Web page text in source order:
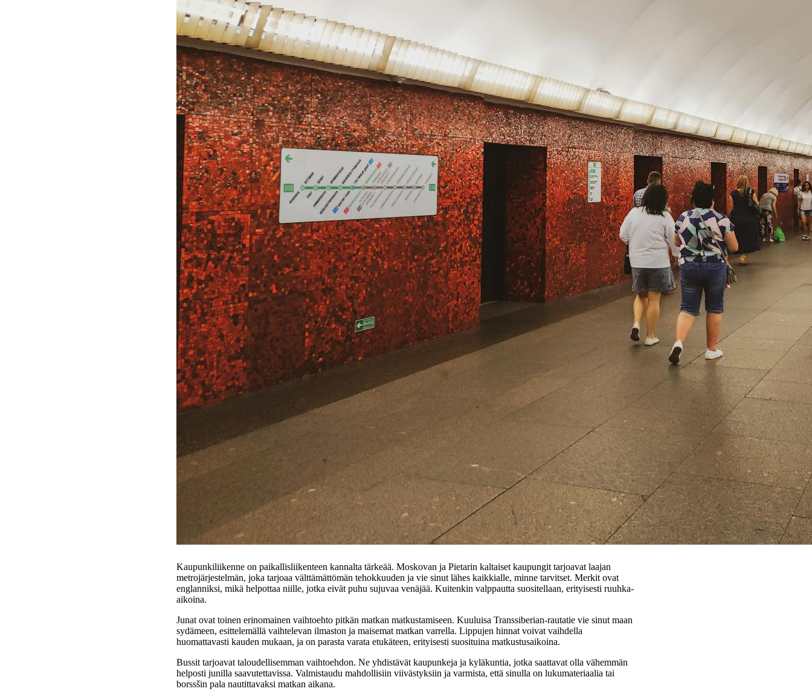
Kaupunkiliikenne on paikallisliikenteen kannalta tärkeää. Moskovan ja Pietarin kaltaiset kaupungit tarjoavat laajan
metrojärjestelmän, joka tarjoaa välttämättömän tehokkuuden ja vie sinut lähes kaikkialle, minne tarvitset. Merkit ovat
englanniksi, mikä helpottaa niille, jotka eivät puhu sujuvaa venäjää. Kuitenkin valppautta suositellaan, erityisesti ruuhka-
aikoina.
Junat ovat toinen erinomainen vaihtoehto pitkän matkan matkustamiseen. Kuuluisa Transsiberian-rautatie vie sinut maan
sydämeen, esittelemällä vaihtelevan ilmaston ja maisemat matkan varrella. Lippujen hinnat voivat vaihdella
huomattavasti kauden mukaan, ja on parasta varata etukäteen, erityisesti suosituina matkustusaikoina.
Bussit tarjoavat taloudellisemman vaihtoehdon. Ne yhdistävät kaupunkeja ja kyläkuntia, jotka saattavat olla vähemmän
helposti junilla saavutettavissa. Valmistaudu mahdollisiin viivästyksiin ja varmista, että sinulla on lukumateriaalia tai
borssšin pala nautittavaksi matkan aikana.